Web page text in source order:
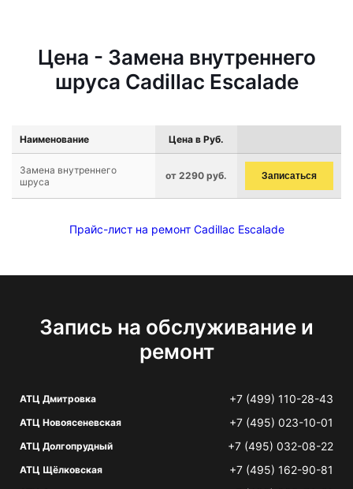
Цена - Замена внутреннего
шруса Cadillac Escalade
Наименование Цена в Руб.
Замена внутреннего
шруса
от 2290 руб. Записаться
Прайс-лист на ремонт Cadillac Escalade
Запись на обслуживание и
ремонт
АТЦ Дмитровка +7 (499) 110-28-43
АТЦ Новоясеневская +7 (495) 023-10-01
АТЦ Долгопрудный +7 (495) 032-08-22
АТЦ Щёлковская +7 (495) 162-90-81